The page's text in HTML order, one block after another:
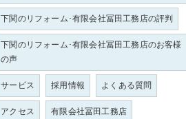
下関のリフォーム･有限会社冨田工務店の評判
下関のリフォーム･有限会社冨田工務店のお客様
の声
サービス
採用情報
よくある質問
アクセス
有限会社冨田工務店